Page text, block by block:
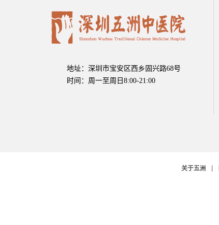
地址：深圳市宝安区西乡固兴路68号
时间：周一至周日8:00-21:00
关于五洲